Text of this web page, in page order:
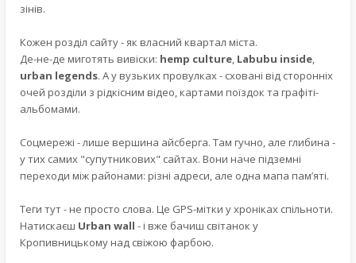
зінів.
Кожен розділ сайту - як власний квартал міста.
Де-не-де миготять вивіски: hemp culture Labubu inside
urban legends. А у вузьких провулках - сховані від сторонніх
очей розділи з рідкісним відео, картами поїздок та графіті-
альбомами.
Соцмережі - лише вершина айсберга. Там гучно, але глибина -
у тих самих "супутникових" сайтах. Вони наче підземні
переходи між районами: різні адреси, але одна мапа пам’яті.
Теги тут - не просто слова. Це GPS-мітки у хроніках спільноти.
Натискаєш Urban wall - і вже бачиш світанок у
Кропивницькому над свіжою фарбою.